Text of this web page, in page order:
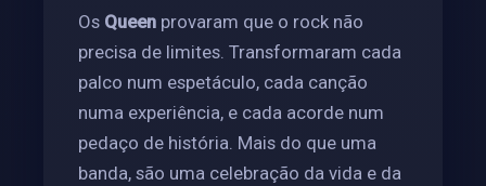
Os Queen provaram que o rock não
precisa de limites. Transformaram cada
palco num espetáculo, cada canção
numa experiência, e cada acorde num
pedaço de história. Mais do que uma
banda, são uma celebração da vida e da